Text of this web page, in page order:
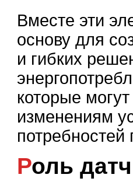
Вместе эти
основу для
и гибких
которые
изменениям
потребностей
Роль датчиков и